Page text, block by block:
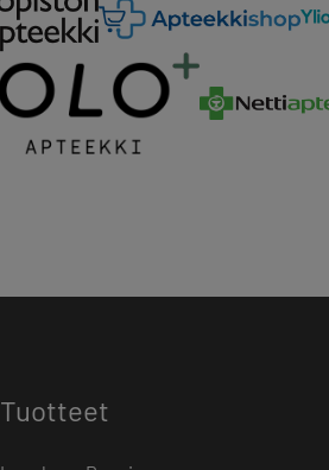
Tuotteet